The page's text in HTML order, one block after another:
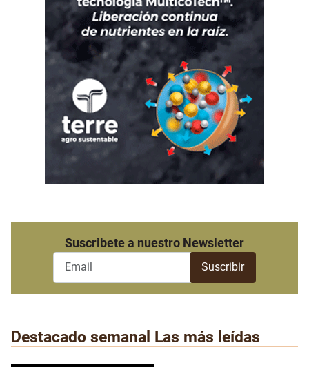
Suscribete a nuestro Newsletter
Destacado semanal Las más leídas